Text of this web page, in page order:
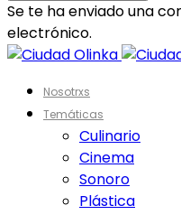
Se te ha enviado una
electrónico.
Nosotrxs
Temáticas
Culinario
Cinema
Sonoro
Plástica